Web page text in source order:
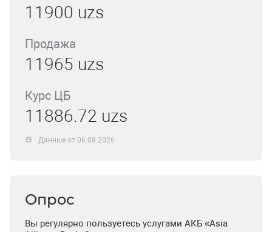
11900 uzs
Продажа
11965 uzs
Курс ЦБ
11886.72 uzs
Данные от 06.08.2026
Опрос
Вы регулярно пользуетесь услугами АКБ «Asia